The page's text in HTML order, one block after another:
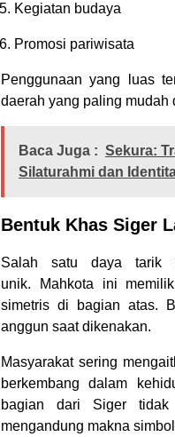
Kegiatan budaya
Promosi pariwisata
Penggunaan yang luas
daerah yang paling mudah
Baca Juga : Sekura:
Silaturahmi dan
Bentuk Khas Siger
Salah satu daya tarik
unik. Mahkota ini
simetris di bagian atas.
anggun saat dikenakan.
Masyarakat sering
berkembang dalam
bagian dari Siger
mengandung makna